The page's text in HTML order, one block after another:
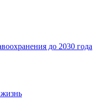
до 2030 года